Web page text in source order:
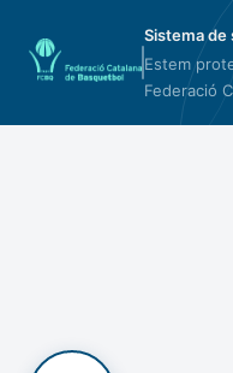
Sistema de
Estem
Federació